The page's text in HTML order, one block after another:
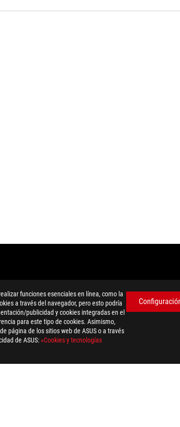
funciones esenciales en línea, como la
a través del navegador, pero esto podría
publicidad y cookies integradas en el
para este tipo de cookies. Asimismo,
página de los sitios web de ASUS o a través
de ASUS:«Cookies y tecnologías
solo tienen caracter ilustrativo. Usa las páginas de
sin previo aviso.
sus respectivas compañías.
teórico. El rendimiento final puede variar en
de factores como la velocidad de procesamiento del